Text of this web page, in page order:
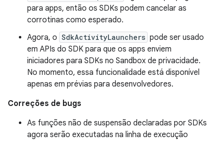
para apps, então os SDKs podem cancelar as
corrotinas como esperado.
Agora, o SdkActivityLaunchers pode ser usado
em APIs do SDK para que os apps enviem
iniciadores para SDKs no Sandbox de privacidade.
No momento, essa funcionalidade está disponível
apenas em prévias para desenvolvedores.
Correções de bugs
As funções não de suspensão declaradas por SDKs
agora serão executadas na linha de execução